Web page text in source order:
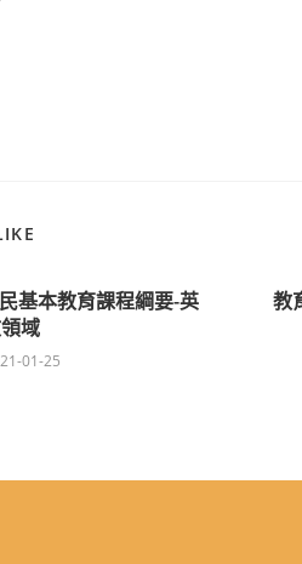
基本教育課程綱要-英
域
01-25
教